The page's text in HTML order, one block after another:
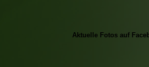
Aktuelle Fotos auf